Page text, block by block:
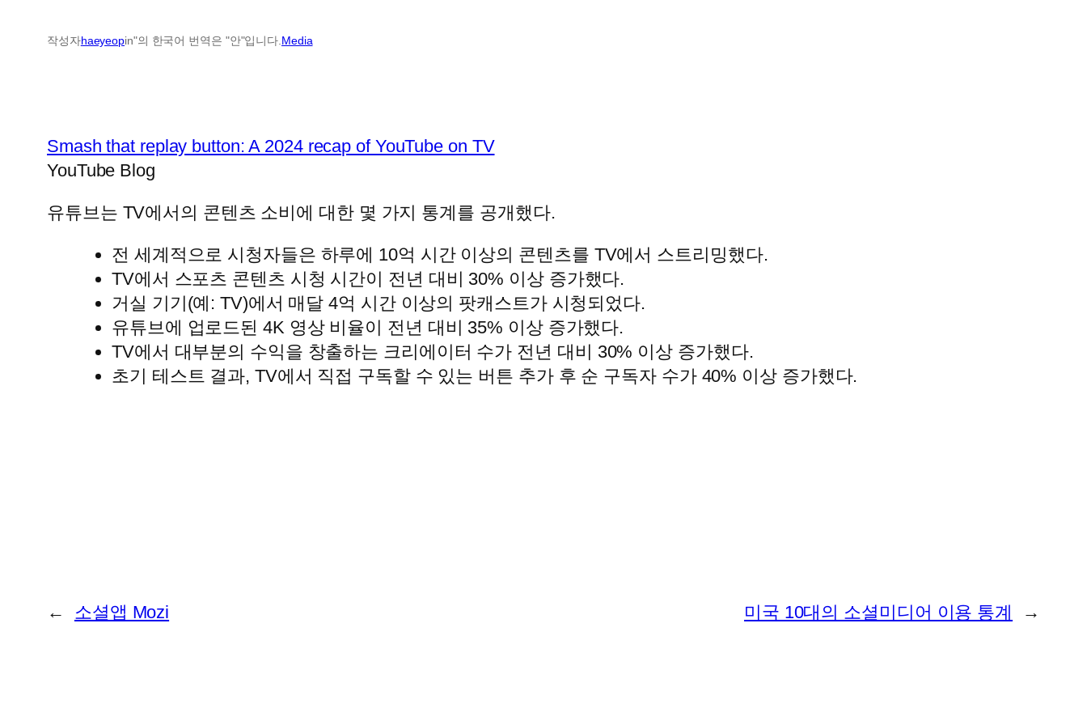
작성자haeyeopin"의 한국어 번역은 "안"입니다.Media
Smash that replay button: A 2024 recap of YouTube on TV
YouTube Blog
유튜브는 TV에서의 콘텐츠 소비에 대한 몇 가지 통계를 공개했다.
전 세계적으로 시청자들은 하루에 10억 시간 이상의 콘텐츠를 TV에서 스트리밍했다.
TV에서 스포츠 콘텐츠 시청 시간이 전년 대비 30% 이상 증가했다.
거실 기기(예: TV)에서 매달 4억 시간 이상의 팟캐스트가 시청되었다.
유튜브에 업로드된 4K 영상 비율이 전년 대비 35% 이상 증가했다.
TV에서 대부분의 수익을 창출하는 크리에이터 수가 전년 대비 30% 이상 증가했다.
초기 테스트 결과, TV에서 직접 구독할 수 있는 버튼 추가 후 순 구독자 수가 40% 이상 증가했다.
← 소셜앱 Mozi 미국 10대의 소셜미디어 이용 통계 →